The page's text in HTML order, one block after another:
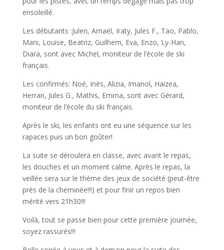
ensoleillé.
Les débutants :Julen, Amaël, Iraty, Jules F., Tao, Pablo,
Mani, Louise, Beatriz, Guilhem, Eva, Enzo, Ly-Han,
Diara, sont avec Michel, moniteur de l’école de ski
français.
Les confirmés: Noé, Inès, Alizia, Imanol, Haizea,
Herran, Jules G., Mathis, Emma, sont avec Gérard,
moniteur de l’école du ski français.
Après le ski, les enfants ont eu une séquence sur les
rapaces puis un bon goûter!
La suite se déroulera en classe, avec avant le repas,
les douches et un moment calme. Après le repas, la
veillée sera sur le thème des jeux de société (peut-être
près de la cheminée!!!) et pour finir un repos bien
mérité vers 21h30!!!
Voilà, tout se passe bien pour cette première journée,
soyez rassurés!!!